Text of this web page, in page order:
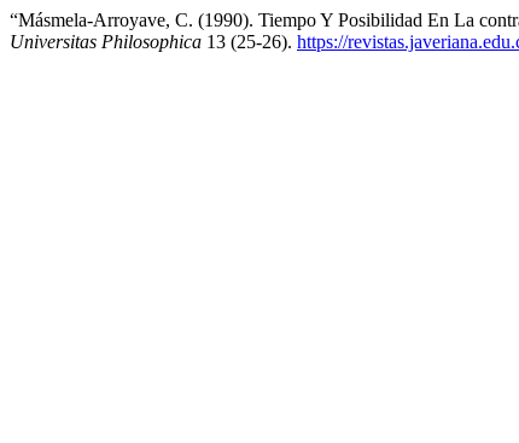
“Másmela-Arroyave, C. (1990). Tiempo Y Posibilidad En La
Universitas Philosophica 13 (25-26). https://